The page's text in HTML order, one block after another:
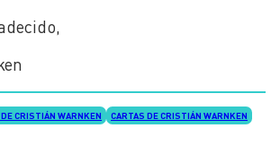
DE CRISTIÁN WARNKEN
CARTAS DE CRISTIÁN WARNKEN